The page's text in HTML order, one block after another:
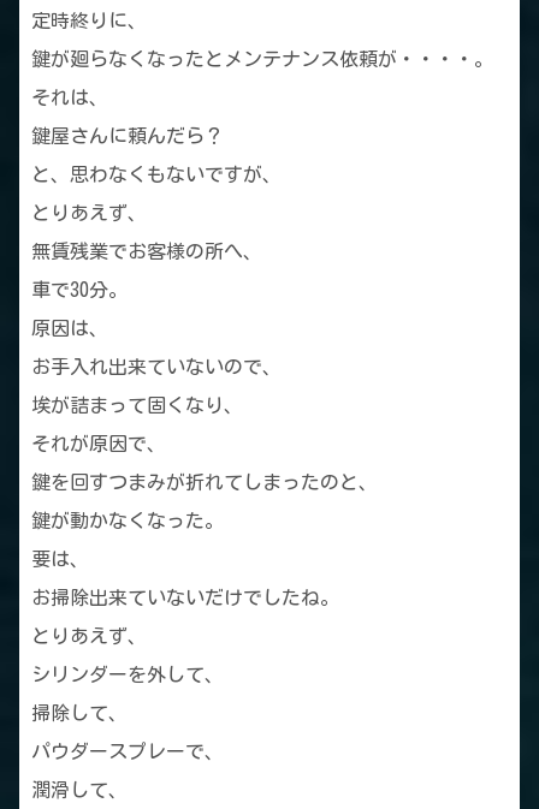
定時終りに、
鍵が廻らなくなったとメンテナンス依頼が・・・・。
それは、
鍵屋さんに頼んだら？
と、思わなくもないですが、
とりあえず、
無賃残業でお客様の所へ、
車で30分。
原因は、
お手入れ出来ていないので、
埃が詰まって固くなり、
それが原因で、
鍵を回すつまみが折れてしまったのと、
鍵が動かなくなった。
要は、
お掃除出来ていないだけでしたね。
とりあえず、
シリンダーを外して、
掃除して、
パウダースプレーで、
潤滑して、